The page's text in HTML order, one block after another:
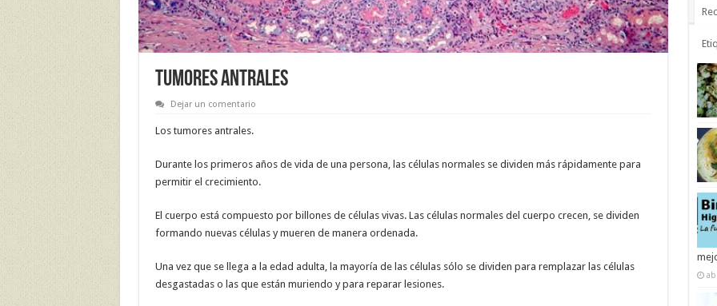
TUMORES ANTRALES
Dejar un comentario
Los tumores antrales.
Durante los primeros años de vida de una persona, las células normales se dividen más rápidamente para
permitir el crecimiento.
El cuerpo está compuesto por billones de células vivas. Las células normales del cuerpo crecen, se dividen
formando nuevas células y mueren de manera ordenada.
Una vez que se llega a la edad adulta, la mayoría de las células sólo se dividen para remplazar las células
desgastadas o las que están muriendo y para reparar lesiones.